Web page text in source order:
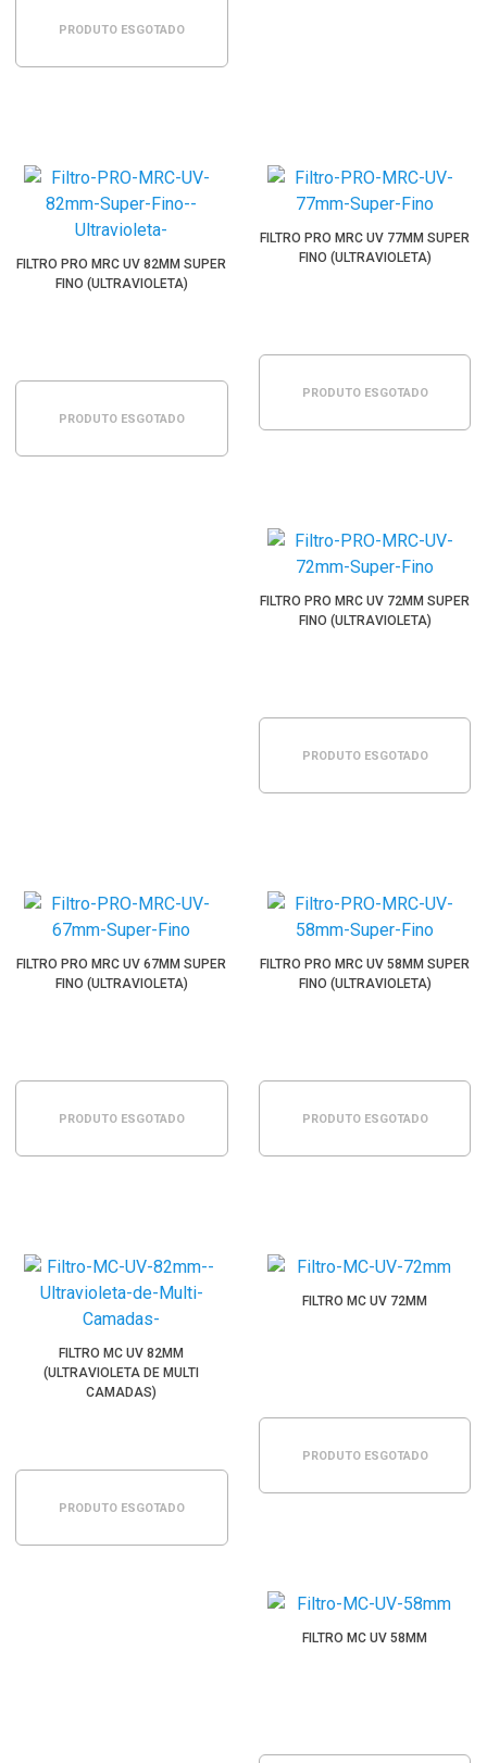
PRODUTO ESGOTADO
FILTRO PRO MRC UV 82MM SUPER
FINO (ULTRAVIOLETA)
PRODUTO ESGOTADO
FILTRO PRO MRC UV 77MM SUPER
FINO (ULTRAVIOLETA)
PRODUTO ESGOTADO
FILTRO PRO MRC UV 72MM SUPER
FINO (ULTRAVIOLETA)
PRODUTO ESGOTADO
FILTRO PRO MRC UV 67MM SUPER
FINO (ULTRAVIOLETA)
PRODUTO ESGOTADO
FILTRO PRO MRC UV 58MM SUPER
FINO (ULTRAVIOLETA)
PRODUTO ESGOTADO
FILTRO MC UV 82MM
(ULTRAVIOLETA DE MULTI
CAMADAS)
PRODUTO ESGOTADO
FILTRO MC UV 72MM
PRODUTO ESGOTADO
FILTRO MC UV 58MM